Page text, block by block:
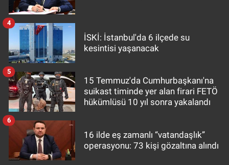
İSKİ: İstanbul'da 6 ilçede su
kesintisi yaşanacak
4
15 Temmuz'da Cumhurbaşkanı'na
suikast timinde yer alan firari FETÖ
hükümlüsü 10 yıl sonra yakalandı
5
16 ilde eş zamanlı “vatandaşlık”
operasyonu: 73 kişi gözaltına alındı
6